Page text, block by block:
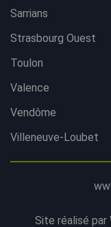
Sarrians
Strasbourg Ouest
Toulon
Valence
Vendôme
Villeneuve-Loubet
Site réalisé par